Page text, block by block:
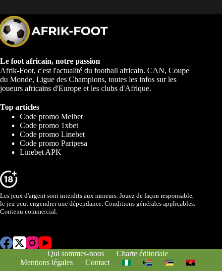
Le foot africain, notre passion
Afrik-Foot, c'est l'actualité du football africain. CAN, Coupe
du Monde, Ligue des Champions, toutes les infos sur les
joueurs africains d'Europe et les clubs d'Afrique.
Top articles
Code promo Melbet
Code promo 1xbet
Code promo Linebet
Code promo Paripesa
Linebet APK
Les jeux d'argent sont interdits aux mineurs. Jouez de façon responsable,
le jeu peut engendrer une dépendance. Conditions générales applicables.
Contenu commercial.
Qui sommes-nous
Charte éditoriale
Mentions légales
Contact